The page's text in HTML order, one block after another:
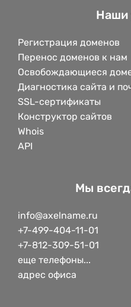
Наши
Регистрация доменов
Перенос доменов к нам
Освобождающиеся
Диагностика сайта и
SSL-сертификаты
Конструктор сайтов
Whois
API
Мы
info@axelname.ru
+7-499-404-11-01
+7-812-309-51-01
еще телефоны...
адрес офиса